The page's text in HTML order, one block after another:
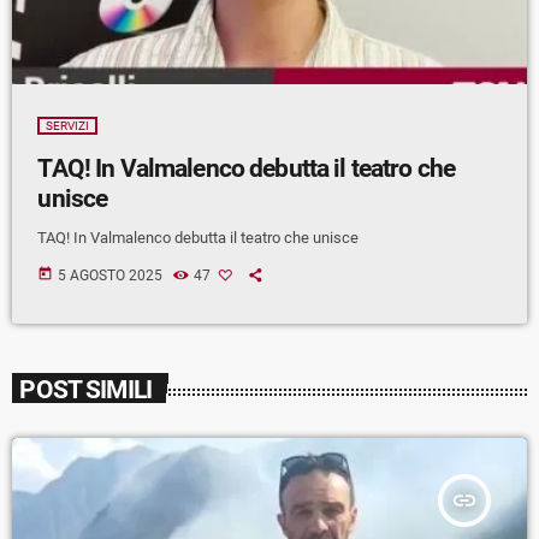
SERVIZI
TAQ! In Valmalenco debutta il teatro che
unisce
TAQ! In Valmalenco debutta il teatro che unisce
today 5 AGOSTO 2025 47
POST SIMILI
insert_link